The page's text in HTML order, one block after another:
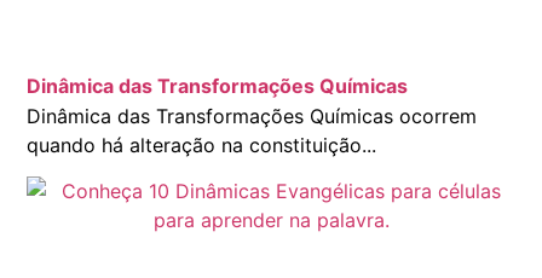
Dinâmica das Transformações Químicas
Dinâmica das Transformações Químicas ocorrem
quando há alteração na constituição...